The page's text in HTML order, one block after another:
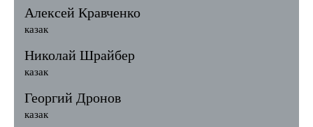
Алексей Кравченко
казак
Николай Шрайбер
казак
Георгий Дронов
казак